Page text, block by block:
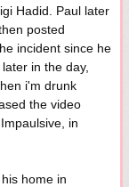
Hadid. Paul later
posted
incident since he
in the day,
i'm drunk
the video
in
home in